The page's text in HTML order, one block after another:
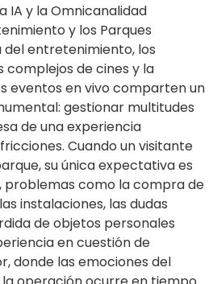
IA y la Omnicanalidad
y los Parques
del entretenimiento, los
complejos de cines y la
eventos en vivo comparten un
gestionar multitudes
de una experiencia
Cuando un visitante
su única expectativa es
problemas como la compra de
instalaciones, las dudas
de objetos personales
en cuestión de
donde las emociones del